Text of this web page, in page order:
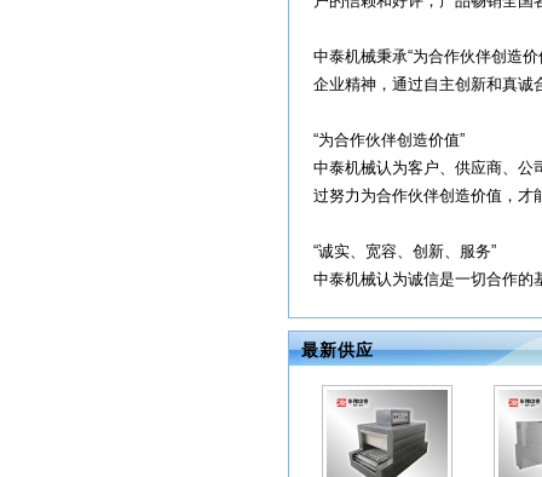
中泰机械秉承“为合作伙伴创造
企业精神，通过自主创新和真诚
“为合作伙伴创造价值”
中泰机械认为客户、供应商、公
过努力为合作伙伴创造价值，才
“诚实、宽容、创新、服务”
中泰机械认为诚信是一切合作
最新供应